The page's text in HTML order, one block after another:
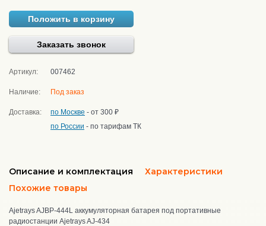
Положить в корзину
Заказать звонок
Артикул: 007462
Наличие: Под заказ
Доставка: по Москве - от 300 ₽
по России - по тарифам ТК
Описание и комплектация
Характеристики
Похожие товары
Ajetrays AJBP-444L аккумуляторная батарея под портативные
радиостанции Ajetrays AJ-434